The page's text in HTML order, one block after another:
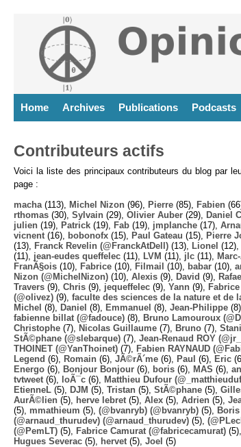
Home Archives Publications Podcasts
Contributeurs actifs
Voici la liste des principaux contributeurs du blog par
page :
macha (113), Michel Nizon (96), Pierre (85), Fabien
rthomas (30), Sylvain (29), Olivier Auber (29), Daniel
julien (19), Patrick (19), Fab (19), jmplanche (17),
vicnent (16), bobonofx (15), Paul Gateau (15), Pierre
(13),
Franck Revelin (@FranckAtDell) (13), Lionel (12),
(11), jean-eudes queffelec (11), LVM (11), jlc (11),
FranÃ§ois (10), Fabrice (10), Filmail (10), babar (10),
Nizon (@MichelNizon) (10), Alexis (9), David (9), Rafael
Travers (9), Chris (9), jequeffelec (9), Yann (9),
(@olivez) (9), faculte des sciences de la nature et de
Michel (8), Daniel (8), Emmanuel (8), Jean-Philippe (8),
fabienne billat (@fadouce) (8), Bruno Lamouroux
Christophe (7), Nicolas Guillaume (7), Bruno (7),
StÃ©phane (@slebarque) (7), Jean-Renaud ROY
THOINET (@YanThoinet) (7), Fabien RAYNAUD
Legend (6), Romain (6), JÃ©rÃ´me (6), Paul (6), Eric
Energo (6), Bonjour Bonjour (6), boris (6), MAS (6),
tvtweet (6), loÃ¯c (6), Matthieu Dufour
EtienneL (5), DJM (5), Tristan (5), StÃ©phane (5),
AurÃ©lien (5), herve lebret (5), Alex (5), Adrien (5),
(5), mmathieum (5), (@bvanryb) (@bvanryb) (5),
(@arnaud_thurudev) (@arnaud_thurudev) (5),
(@PemLT) (5), Fabrice Camurat (@fabricecamurat) (5),
Hugues Severac (5), hervet (5), Joel (5)